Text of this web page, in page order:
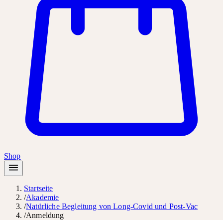
Shop
Startseite
/Akademie
/Natürliche Begleitung von Long-Covid und Post-Vac
/Anmeldung